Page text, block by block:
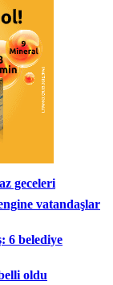
geceleri
vatandaşlar
6 belediye
oldu